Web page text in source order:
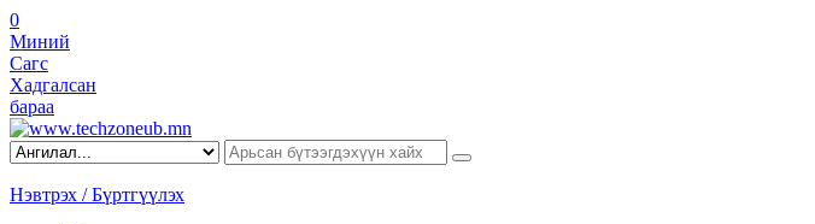
0
Миний
Сагс
Хадгалсан
бараа
Нэвтрэх / Бүртгүүлэх